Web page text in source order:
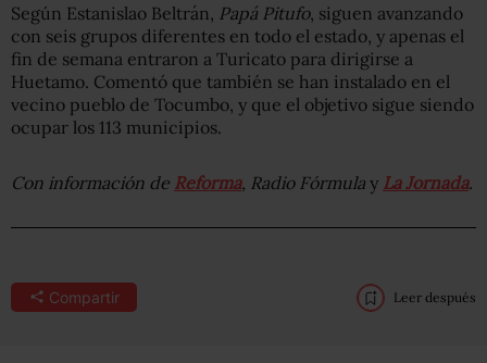
Según Estanislao Beltrán, Papá Pitufo, siguen avanzando
con seis grupos diferentes en todo el estado, y apenas el
fin de semana entraron a Turicato para dirigirse a
Huetamo. Comentó que también se han instalado en el
vecino pueblo de Tocumbo, y que el objetivo sigue siendo
ocupar los 113 municipios.
Con información de Reforma, Radio Fórmula y La Jornada.
Compartir Leer después